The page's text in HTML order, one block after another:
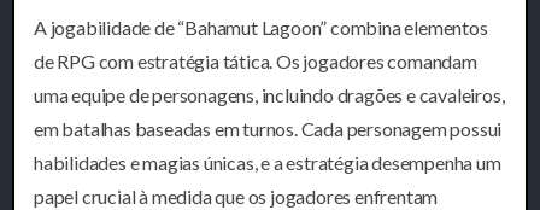
A jogabilidade de “Bahamut Lagoon” combina elementos
de RPG com estratégia tática. Os jogadores comandam
uma equipe de personagens, incluindo dragões e cavaleiros,
em batalhas baseadas em turnos. Cada personagem possui
habilidades e magias únicas, e a estratégia desempenha um
papel crucial à medida que os jogadores enfrentam